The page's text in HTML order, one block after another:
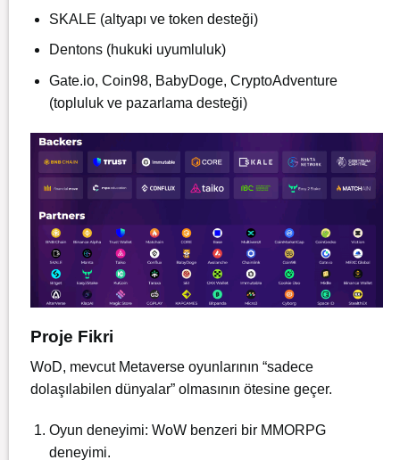
SKALE (altyapı ve token desteği)
Dentons (hukuki uyumluluk)
Gate.io, Coin98, BabyDoge, CryptoAdventure
(topluluk ve pazarlama desteği)
Proje Fikri
WoD, mevcut Metaverse oyunlarının “sadece
dolaşılabilen dünyalar” olmasının ötesine geçer.
Oyun deneyimi: WoW benzeri bir MMORPG
deneyimi.